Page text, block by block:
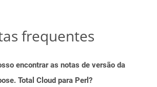
frequentes
encontrar as notas de versão da
Total Cloud para Perl?